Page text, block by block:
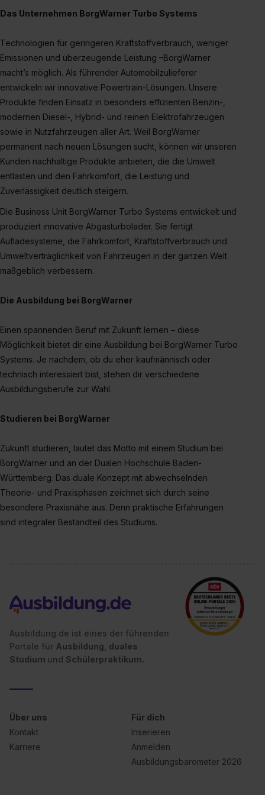
Das Unternehmen BorgWarner Turbo Systems
Technologien für geringeren Kraftstoffverbrauch, weniger
Emissionen und überzeugende Leistung –BorgWarner
macht’s möglich. Als führender Automobilzulieferer
entwickeln wir innovative Powertrain-Lösungen. Unsere
Produkte finden Einsatz in besonders effizienten Benzin-,
modernen Diesel-, Hybrid- und reinen Elektrofahrzeugen
sowie in Nutzfahrzeugen aller Art. Weil BorgWarner
permanent nach neuen Lösungen sucht, können wir unseren
Kunden nachhaltige Produkte anbieten, die die Umwelt
entlasten und den Fahrkomfort, die Leistung und
Zuverlässigkeit deutlich steigern.
Die Business Unit BorgWarner Turbo Systems entwickelt und
produziert innovative Abgasturbolader. Sie fertigt
Aufladesysteme, die Fahrkomfort, Kraftstoffverbrauch und
Umweltverträglichkeit von Fahrzeugen in der ganzen Welt
maßgeblich verbessern.
Die Ausbildung bei BorgWarner
Einen spannenden Beruf mit Zukunft lernen – diese
Möglichkeit bietet dir eine Ausbildung bei BorgWarner Turbo
Systems. Je nachdem, ob du eher kaufmännisch oder
technisch interessiert bist, stehen dir verschiedene
Ausbildungsberufe zur Wahl.
Studieren bei BorgWarner
Zukunft studieren, lautet das Motto mit einem Studium bei
BorgWarner und an der Dualen Hochschule Baden-
Württemberg. Das duale Konzept mit abwechselnden
Theorie- und Praxisphasen zeichnet sich durch seine
besondere Praxisnähe aus. Denn praktische Erfahrungen
sind integraler Bestandteil des Studiums.
Ausbildung.de ist eines der führenden
Portale für Ausbildung, duales
Studium und Schülerpraktikum.
Über uns
Kontakt
Karriere
Für dich
Inserieren
Anmelden
Ausbildungsbarometer 2026